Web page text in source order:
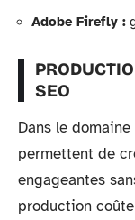
Adobe Firefly :
SEO
Dans le
permettent de
engageantes
production